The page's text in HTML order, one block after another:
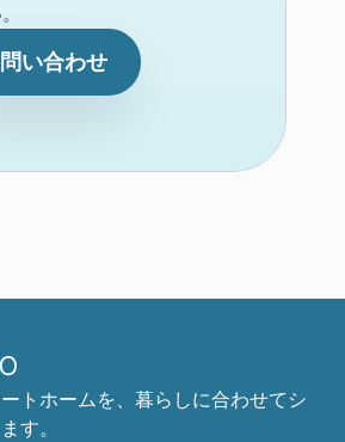
い合わせ
トホームを、暮らしに合わせてシ
す。